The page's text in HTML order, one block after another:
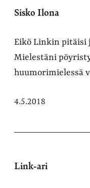
Sisko Ilona
Eikö Linkin pitäisi
Mielestäni
huumorimielessä
4.5.2018
Link-ari